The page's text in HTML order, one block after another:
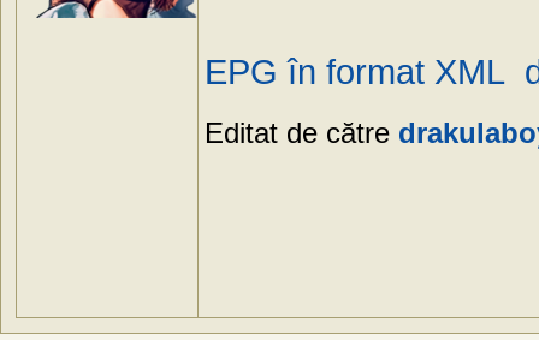
EPG în format XML
Editat de către